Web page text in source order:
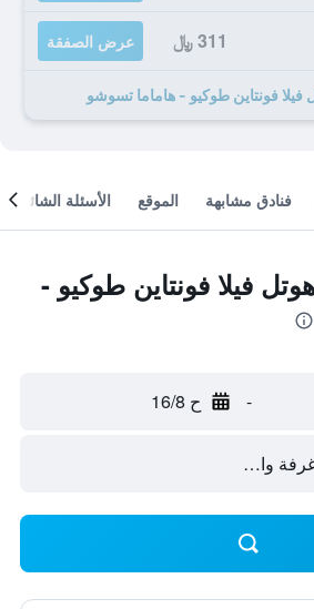
311 ﷼ عرض الصفقة
فنادق مشابهة الموقع الأسئلة الشائعة
فيلا فونتاين طوكيو -
- ح 16/8